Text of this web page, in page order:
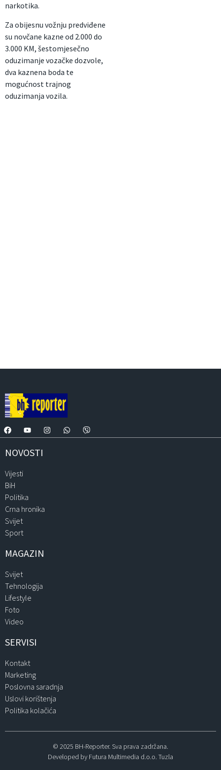
narkotika.
Za obijesnu vožnju predviđene
su novčane kazne od 2.000 do
3.000 KM, šestomjesečno
oduzimanje vozačke dozvole,
dva kaznena boda te
mogućnost trajnog
oduzimanja vozila.
NOVOSTI
Vijesti
BiH
Politika
Crna hronika
Svijet
Sport
MAGAZIN
Svijet
Tehnologija
Lifestyle
Foto
Video
SERVISI
Kontakt
Marketing
Poslovna saradnja
Uslovi korištenja
Politika kolačića
© 2025 BH-Reporter. Sva prava zadržana.
Developed by Futura Multimedia d.o.o. Tuzla